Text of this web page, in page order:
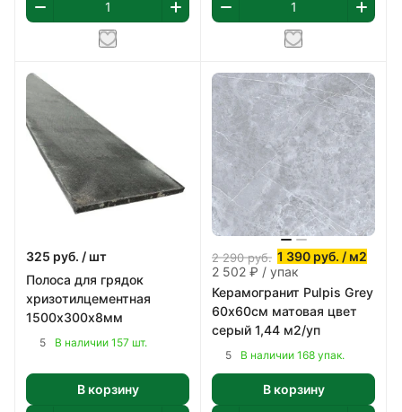
325 руб. / шт
Полоса для грядок
хризотилцементная
1500х300х8мм
5 В наличии 157 шт.
В корзину
2 290руб. 1 390 руб. / м2
2 502 ₽ / упак
Керамогранит Pulpis Grey
60х60см матовая цвет
серый 1,44 м2/уп
5 В наличии 168 упак.
В корзину